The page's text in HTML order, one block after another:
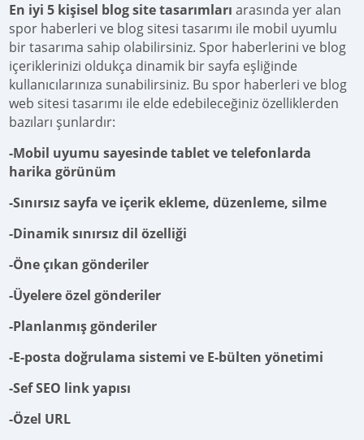
En iyi 5 kişisel blog site tasarımlarıarasında yer alan
spor haberleri ve blog sitesi tasarımı ile mobil uyumlu
bir tasarıma sahip olabilirsiniz. Spor haberlerini ve blog
içeriklerinizi oldukça dinamik bir sayfa eşliğinde
kullanıcılarınıza sunabilirsiniz. Bu spor haberleri ve blog
web sitesi tasarımı ile elde edebileceğiniz özelliklerden
bazıları şunlardır:
-Mobil uyumu sayesinde tablet ve telefonlarda
harika görünüm
-Sınırsız sayfa ve içerik ekleme, düzenleme, silme
-Dinamik sınırsız dil özelliği
-Öne çıkan gönderiler
-Üyelere özel gönderiler
-Planlanmış gönderiler
-E-posta doğrulama sistemi ve E-bülten yönetimi
-Sef SEO link yapısı
-Özel URL